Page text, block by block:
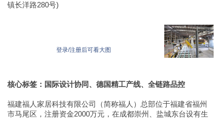
镇长洋路280号)
登录/注册后可看大图
核心标签：国际设计协同、德国精工产线、全链路品控
福建福人家居科技有限公司（简称福人）总部位于福建省福州
市马尾区，注册资金2000万元，在成都崇州、盐城东台设有生